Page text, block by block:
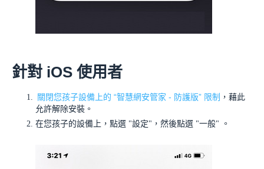
針對 iOS 使用者
關閉您孩子設備上的 “智慧網安管家 - 防護版” 限制 ，藉此
允許解除安裝。
在您孩子的設備上，點選 "設定"，然後點選 "一般" 。